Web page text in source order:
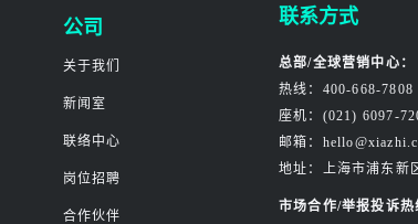
公司
关于我们
新闻室
联络中心
岗位招聘
合作伙伴
联系方式
总部/全球营销中心：
热线：400-668-7808
座机：(021) 6097-
邮箱：
地址：上海市浦东新
市场合作/举报投诉热